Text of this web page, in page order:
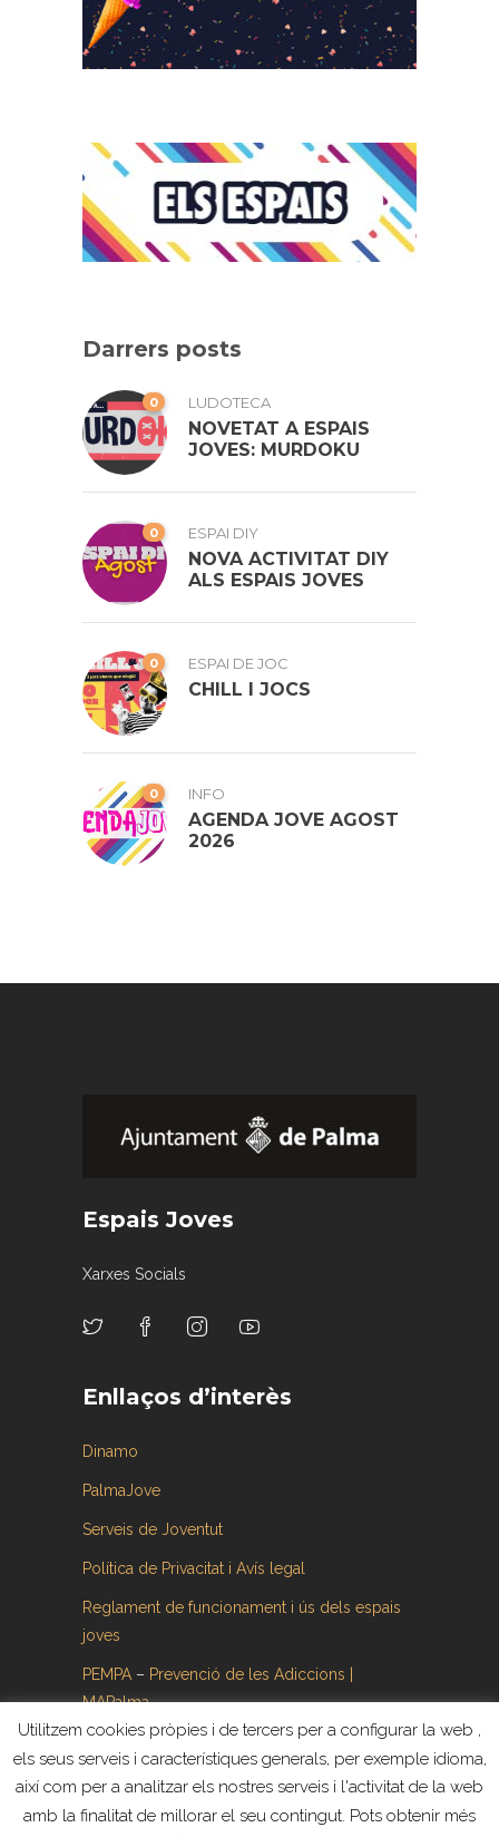
Darrers posts
0 LUDOTECA
NOVETAT A ESPAIS
JOVES: MURDOKU
0 ESPAI DIY
NOVA ACTIVITAT DIY
ALS ESPAIS JOVES
0 ESPAI DE JOC
CHILL I JOCS
0 INFO
AGENDA JOVE AGOST
2026
Espais Joves
Xarxes Socials
Enllaços d’interès
Dinamo
PalmaJove
Serveis de Joventut
Política de Privacitat i Avís legal
Reglament de funcionament i ús dels espais
joves
PEMPA – Prevenció de les Adiccions |
MAPalma
Utilitzem cookies pròpies i de tercers per a configurar la web ,
els seus serveis i característiques generals, per exemple idioma,
així com per a analitzar els nostres serveis i l'activitat de la web
amb la finalitat de millorar el seu contingut. Pots obtenir més